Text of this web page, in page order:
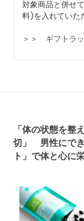
対象商品と併せ
料)を入れていた
＞＞ ギフトラ
「体の状態を整
切」 男性にで
ト」で体と心に